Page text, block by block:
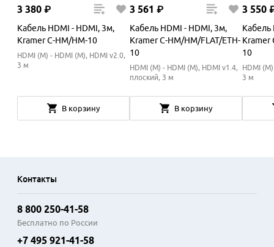
3 380 ₽
Кабель HDMI - HDMI, 3м,
Kramer C-HM/HM-10
HDMI (M) - HDMI (M), HDMI v2.0,
3 м
В корзину
3 561 ₽
Кабель HDMI - HDMI, 3м,
Kramer C-HM/HM/FLAT/ETH-
10
HDMI (M) - HDMI (M), HDMI v1.4,
плоский, 3 м
В корзину
3 550
Кабель
Kramer
10
HDMI
3 м
Контакты
8 800 250-41-58
Бесплатно по России
+7 495 921-41-58